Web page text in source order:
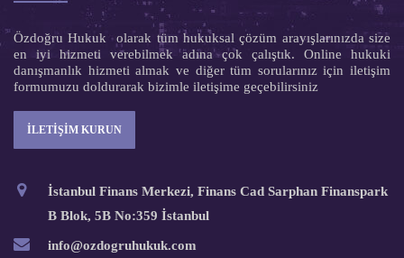
Özdoğru Hukuk olarak tüm hukuksal çözüm arayışlarınızda size
en iyi hizmeti verebilmek adına çok çalıştık. Online hukuki
danışmanlık hizmeti almak ve diğer tüm sorularınız için iletişim
formumuzu doldurarak bizimle iletişime geçebilirsiniz
İLETİŞİM KURUN
İstanbul Finans Merkezi, Finans Cad Sarphan Finanspark
B Blok, 5B No:359 İstanbul
info@ozdogruhukuk.com